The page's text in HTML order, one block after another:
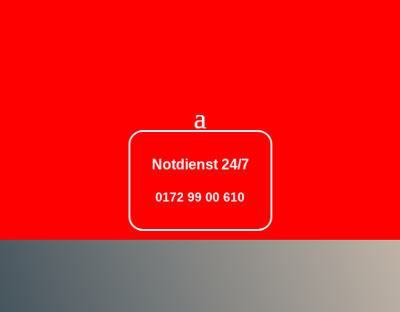
Notdienst 24/7
0172 99 00 610